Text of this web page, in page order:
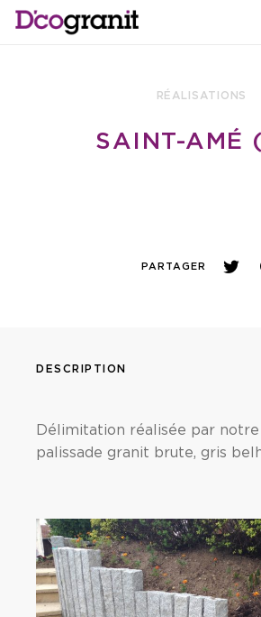
RÉALISATIONS
SAINT-AMÉ
PARTAGER
DESCRIPTION
Délimitation réalisée par
palissade granit brute, gris